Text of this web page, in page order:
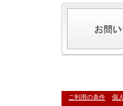
ご利用の条件 個